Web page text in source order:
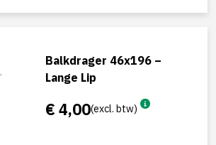
Balkdrager 46x196 –
Lange Lip
€ 4,00(excl. btw)